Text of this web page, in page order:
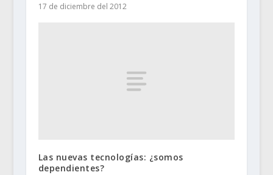
17 de diciembre del 2012
Las nuevas tecnologías: ¿somos
dependientes?